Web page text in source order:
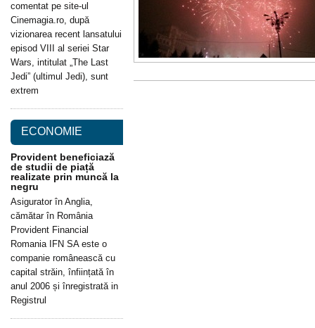
comentat pe site-ul
Cinemagia.ro, după
vizionarea recent lansatului
episod VIII al seriei Star
Wars, intitulat „The Last
Jedi” (ultimul Jedi), sunt
extrem
ECONOMIE
Provident beneficiază
de studii de piață
realizate prin muncă la
negru
Asigurator în Anglia,
cămătar în România
Provident Financial
Romania IFN SA este o
companie românească cu
capital străin, înființată în
anul 2006 și înregistrată in
Registrul